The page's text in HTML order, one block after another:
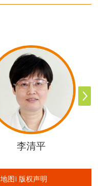
李清平
图 版权声明